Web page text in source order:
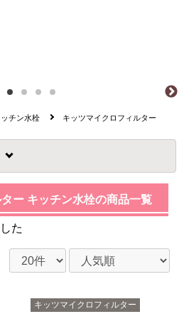
ッチン水栓 キッツマイクロフィルター
ー キッチン水栓の商品一覧
た
キッツマイクロフィルター